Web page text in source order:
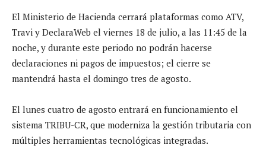
El Ministerio de Hacienda cerrará plataformas como ATV,
Travi y DeclaraWeb el viernes 18 de julio, a las 11:45 de la
noche, y durante este periodo no podrán hacerse
declaraciones ni pagos de impuestos; el cierre se
mantendrá hasta el domingo tres de agosto.
El lunes cuatro de agosto entrará en funcionamiento el
sistema TRIBU-CR, que moderniza la gestión tributaria con
múltiples herramientas tecnológicas integradas.